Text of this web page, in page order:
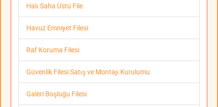
Halı Saha Üstü File
Havuz Emniyet Filesi
Raf Koruma Filesi
Güvenlik Filesi Satış ve Montajı Kurulumu
Galeri Boşluğu Filesi